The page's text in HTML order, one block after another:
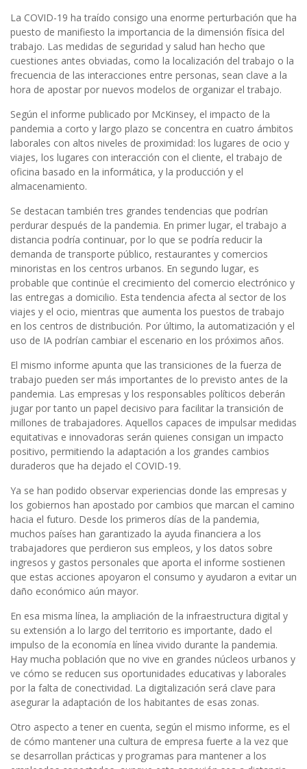
La COVID-19 ha traído consigo una enorme perturbación que ha
puesto de manifiesto la importancia de la dimensión física del
trabajo. Las medidas de seguridad y salud han hecho que
cuestiones antes obviadas, como la localización del trabajo o la
frecuencia de las interacciones entre personas, sean clave a la
hora de apostar por nuevos modelos de organizar el trabajo.
Según el informe publicado por McKinsey, el impacto de la
pandemia a corto y largo plazo se concentra en cuatro ámbitos
laborales con altos niveles de proximidad: los lugares de ocio y
viajes, los lugares con interacción con el cliente, el trabajo de
oficina basado en la informática, y la producción y el
almacenamiento.
Se destacan también tres grandes tendencias que podrían
perdurar después de la pandemia. En primer lugar, el trabajo a
distancia podría continuar, por lo que se podría reducir la
demanda de transporte público, restaurantes y comercios
minoristas en los centros urbanos. En segundo lugar, es
probable que continúe el crecimiento del comercio electrónico y
las entregas a domicilio. Esta tendencia afecta al sector de los
viajes y el ocio, mientras que aumenta los puestos de trabajo
en los centros de distribución. Por último, la automatización y el
uso de IA podrían cambiar el escenario en los próximos años.
El mismo informe apunta que las transiciones de la fuerza de
trabajo pueden ser más importantes de lo previsto antes de la
pandemia. Las empresas y los responsables políticos deberán
jugar por tanto un papel decisivo para facilitar la transición de
millones de trabajadores. Aquellos capaces de impulsar medidas
equitativas e innovadoras serán quienes consigan un impacto
positivo, permitiendo la adaptación a los grandes cambios
duraderos que ha dejado el COVID-19.
Ya se han podido observar experiencias donde las empresas y
los gobiernos han apostado por cambios que marcan el camino
hacia el futuro. Desde los primeros días de la pandemia,
muchos países han garantizado la ayuda financiera a los
trabajadores que perdieron sus empleos, y los datos sobre
ingresos y gastos personales que aporta el informe sostienen
que estas acciones apoyaron el consumo y ayudaron a evitar un
daño económico aún mayor.
En esa misma línea, la ampliación de la infraestructura digital y
su extensión a lo largo del territorio es importante, dado el
impulso de la economía en línea vivido durante la pandemia.
Hay mucha población que no vive en grandes núcleos urbanos y
ve cómo se reducen sus oportunidades educativas y laborales
por la falta de conectividad. La digitalización será clave para
asegurar la adaptación de los habitantes de esas zonas.
Otro aspecto a tener en cuenta, según el mismo informe, es el
de cómo mantener una cultura de empresa fuerte a la vez que
se desarrollan prácticas y programas para mantener a los